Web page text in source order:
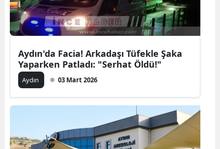
Aydın'da Facia! Arkadaşı Tüfekle Şaka
Yaparken Patladı: "Serhat Öldü!"
Aydın 03 Mart 2026